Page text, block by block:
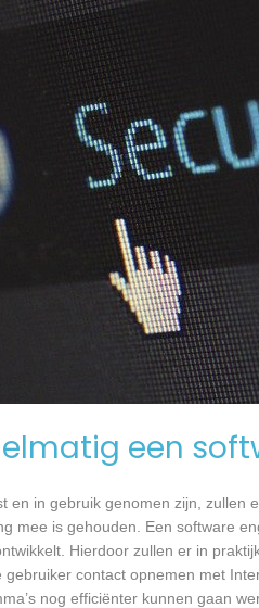
een
en in gebruik genomen zijn,
mee is gehouden. Een software
Hierdoor zullen er in
contact opnemen met
nog efficiënter kunnen gaan